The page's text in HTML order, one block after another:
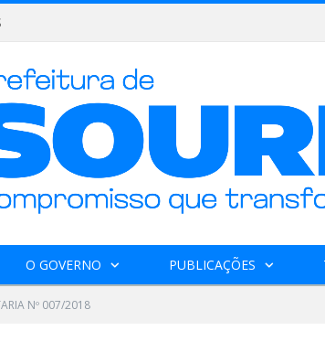
O GOVERNO PUBLICAÇÕES
Nº 007/2018